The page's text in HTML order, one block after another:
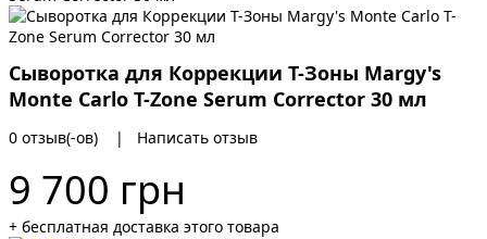
Сыворотка для Коррекции Т-Зоны Margy's
Monte Carlo T-Zone Serum Corrector 30 мл
0 отзыв(-ов) | Написать отзыв
9 700 грн
+ бесплатная доставка этого товара